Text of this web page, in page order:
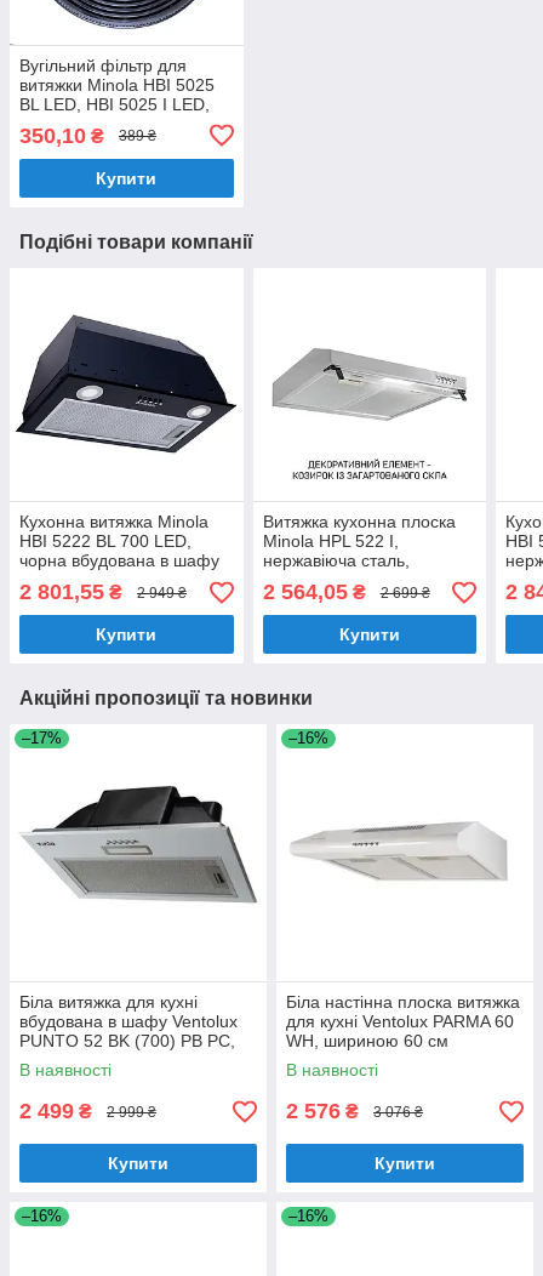
Вугільний фільтр для
витяжки Minola HBI 5025
BL LED, HBI 5025 I LED,
(Арт.0009)
350,10 ₴ 389 ₴
Купити
Подібні товари компанії
Кухонна витяжка Minola
HBI 5222 BL 700 LED,
чорна вбудована в шафу
витяжка для кухні
шириною 52 см
2 801,55 ₴ 2 949 ₴
Купити
Витяжка кухонна плоска
Minola HPL 522 I,
нержавіюча сталь,
стандартна витяжка під
навісну шафу, шириною
49,5 см
2 564,05₴ 2 699 ₴
Купити
HBI
2
Акційні пропозиції та новинки
–17%
Біла витяжка для кухні
вбудована в шафу Ventolux
PUNTO 52 BK (700) PB PC,
шириною 52 см
В наявності
2 499 ₴ 2 999 ₴
Купити
–16%
Біла настінна плоска витяжка
для кухні Ventolux PARMA 60
WH, шириною 60 см
В наявності
2 576 ₴ 3 076 ₴
Купити
–16% –16%